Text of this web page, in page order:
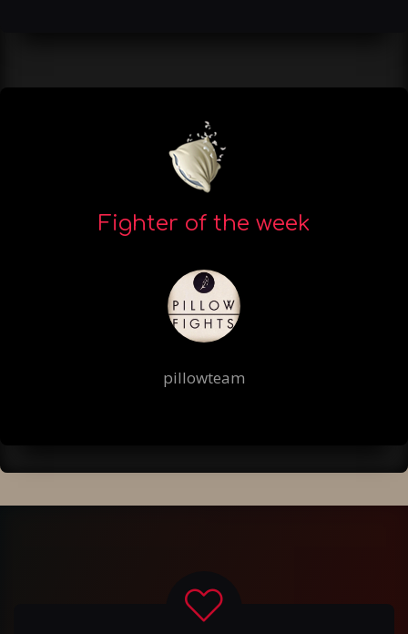
Fighter of the week
pillowteam